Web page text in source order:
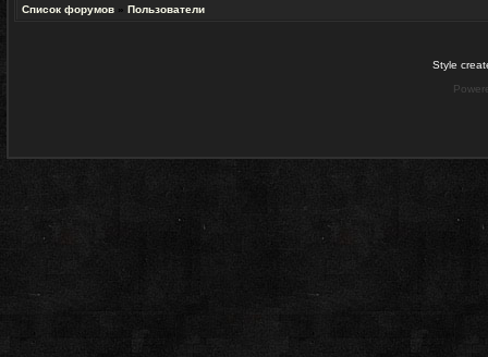
Список форумов » Пользователи
Style